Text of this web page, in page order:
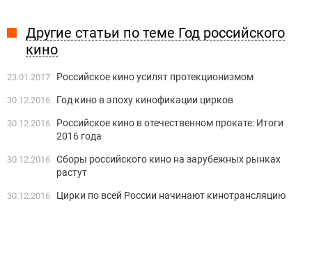
Другие статьи по теме Год российского
кино
23.01.2017 Российское кино усилят протекционизмом
30.12.2016 Год кино в эпоху кинофикации цирков
30.12.2016
Российское кино в отечественном прокате: Итоги
2016 года
30.12.2016 Сборы российского кино на зарубежных рынках
растут
30.12.2016 Цирки по всей России начинают кинотрансляцию